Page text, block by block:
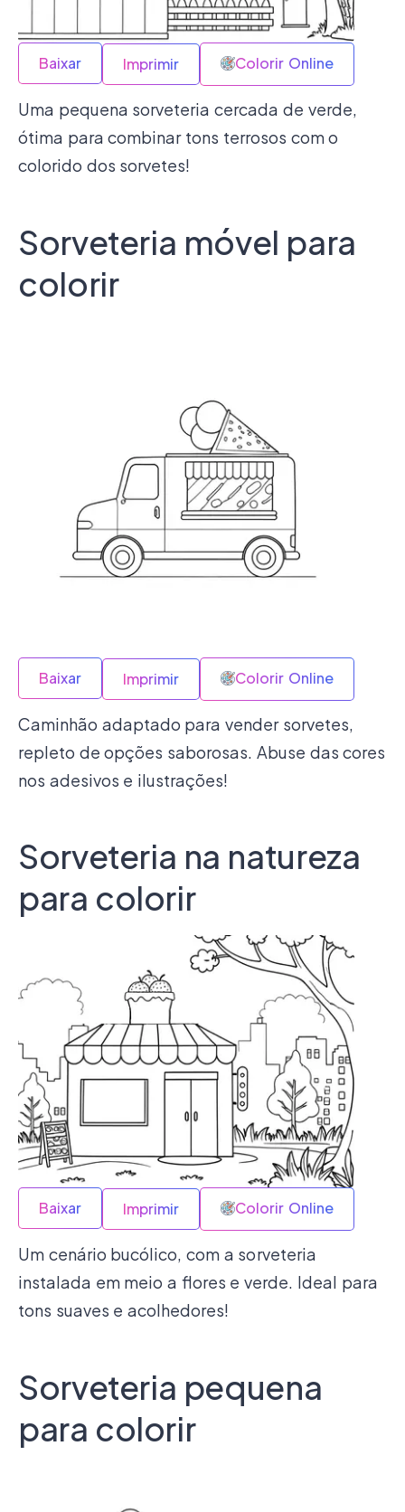
Baixar Imprimir Colorir Online
Uma pequena sorveteria cercada de verde,
ótima para combinar tons terrosos com o
colorido dos sorvetes!
Sorveteria móvel para
colorir
Baixar Imprimir Colorir Online
Caminhão adaptado para vender sorvetes,
repleto de opções saborosas. Abuse das cores
nos adesivos e ilustrações!
Sorveteria na natureza
para colorir
Baixar Imprimir Colorir Online
Um cenário bucólico, com a sorveteria
instalada em meio a flores e verde. Ideal para
tons suaves e acolhedores!
Sorveteria pequena
para colorir